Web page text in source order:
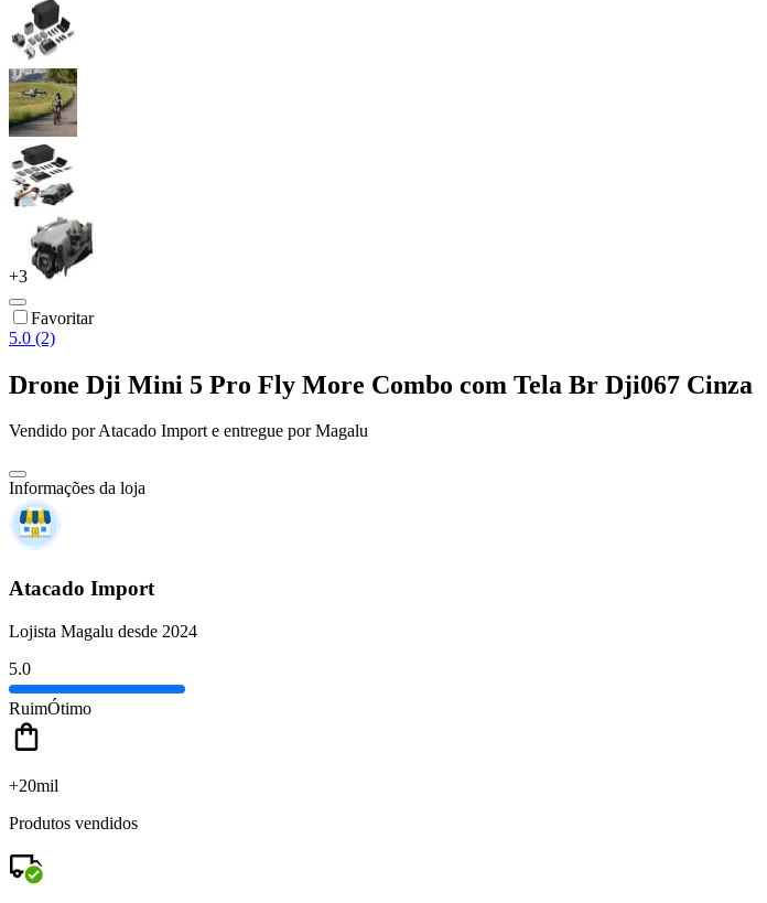
+3
Favoritar
5.0 (2)
Drone Dji Mini 5 Pro Fly More Combo com Tela Br Dji067 Cinza
Vendido porAtacado Importe entregue por Magalu
Informações da loja
Atacado Import
Lojista Magalu desde 2024
5.0
RuimÓtimo
+20mil
Produtos vendidos